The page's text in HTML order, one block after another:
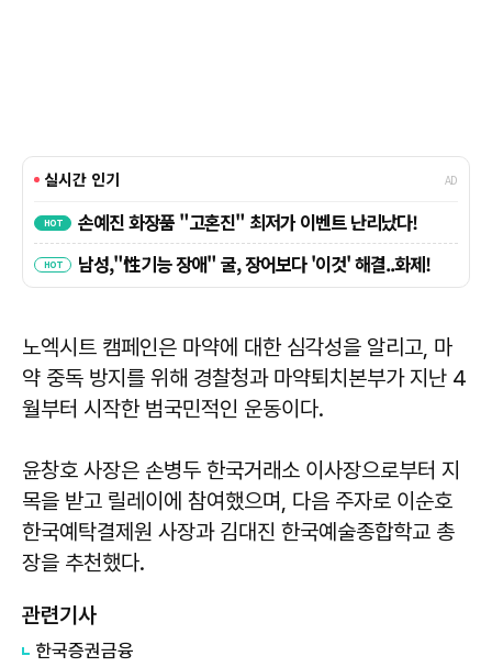
노엑시트 캠페인은 마약에 대한 심각성을 알리고, 마
약 중독 방지를 위해 경찰청과 마약퇴치본부가 지난 4
월부터 시작한 범국민적인 운동이다.
윤창호 사장은 손병두 한국거래소 이사장으로부터 지
목을 받고 릴레이에 참여했으며, 다음 주자로 이순호
한국예탁결제원 사장과 김대진 한국예술종합학교 총
장을 추천했다.
관련기사
한국증권금융